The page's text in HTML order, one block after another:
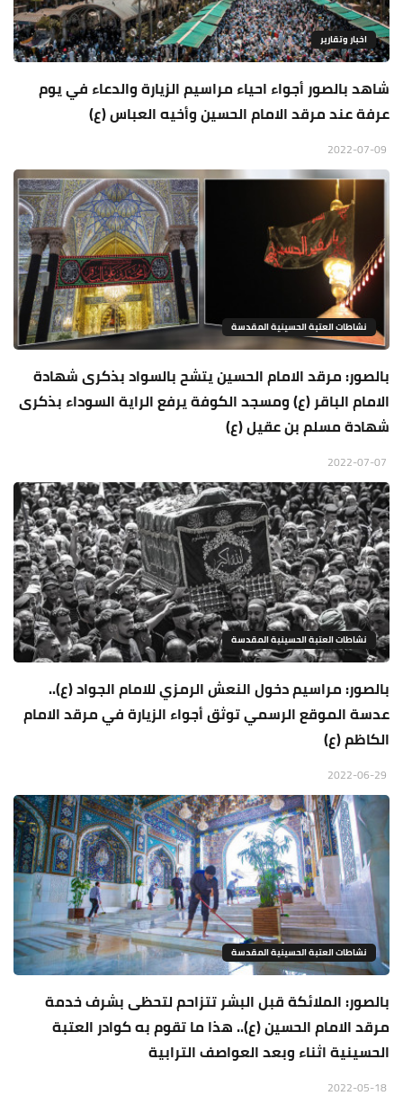
اخبار وتقارير
شاهد بالصور أجواء احياء مراسيم الزيارة والدعاء في يوم
عرفة عند مرقد الامام الحسين وأخيه العباس (ع)
نشاطات العتبة الحسينية المقدسة
بالصور: مرقد الامام الحسين يتشح بالسواد بذكرى شهادة
الامام الباقر (ع) ومسجد الكوفة يرفع الراية السوداء بذكرى
شهادة مسلم بن عقيل (ع)
نشاطات العتبة الحسينية المقدسة
بالصور: مراسيم دخول النعش الرمزي للامام الجواد (ع)..
عدسة الموقع الرسمي توثق أجواء الزيارة في مرقد الامام
الكاظم (ع)
نشاطات العتبة الحسينية المقدسة
بالصور: الملائكة قبل البشر تتزاحم لتحظى بشرف خدمة
مرقد الامام الحسين (ع).. هذا ما تقوم به كوادر العتبة
الحسينية اثناء وبعد العواصف الترابية